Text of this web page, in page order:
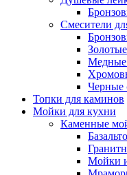
Смесители
Медные
Черные
Топки для каминов
Мойки для кухни
Каменные
Мойки